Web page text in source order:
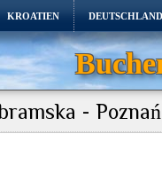
KROATIEN DEUTSCHLAND
-